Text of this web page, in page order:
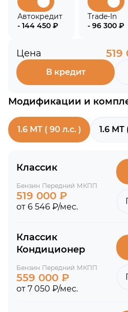
Автокредит
- 144 450 ₽
Trade-In
- 96 300 ₽
Цена 519
В кредит
Модификации и
1.6 МТ ( 90 л.с. ) 1.6 МТ
Классик
Бензин Передний МКПП
519 000 ₽
от 6 546 ₽/мес.
Классик
Кондиционер
Бензин Передний МКПП
559 000 ₽
от 7 050 ₽/мес.